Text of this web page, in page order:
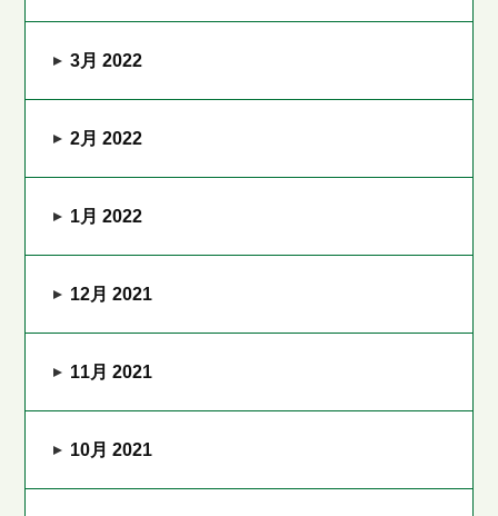
3月 2022
2月 2022
1月 2022
12月 2021
11月 2021
10月 2021